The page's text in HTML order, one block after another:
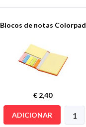
Blocos de notas Colorpad
€ 2,40
ADICIONAR